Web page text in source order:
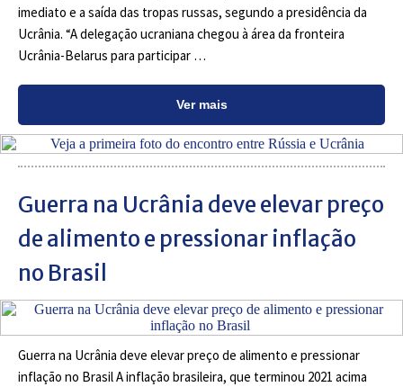
imediato e a saída das tropas russas, segundo a presidência da
Ucrânia. “A delegação ucraniana chegou à área da fronteira
Ucrânia-Belarus para participar …
Ver mais
Guerra na Ucrânia deve elevar preço
de alimento e pressionar inflação
no Brasil
Guerra na Ucrânia deve elevar preço de alimento e pressionar
inflação no Brasil A inflação brasileira, que terminou 2021 acima